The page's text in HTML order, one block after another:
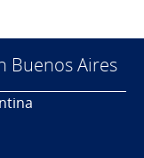
Buenos Aires